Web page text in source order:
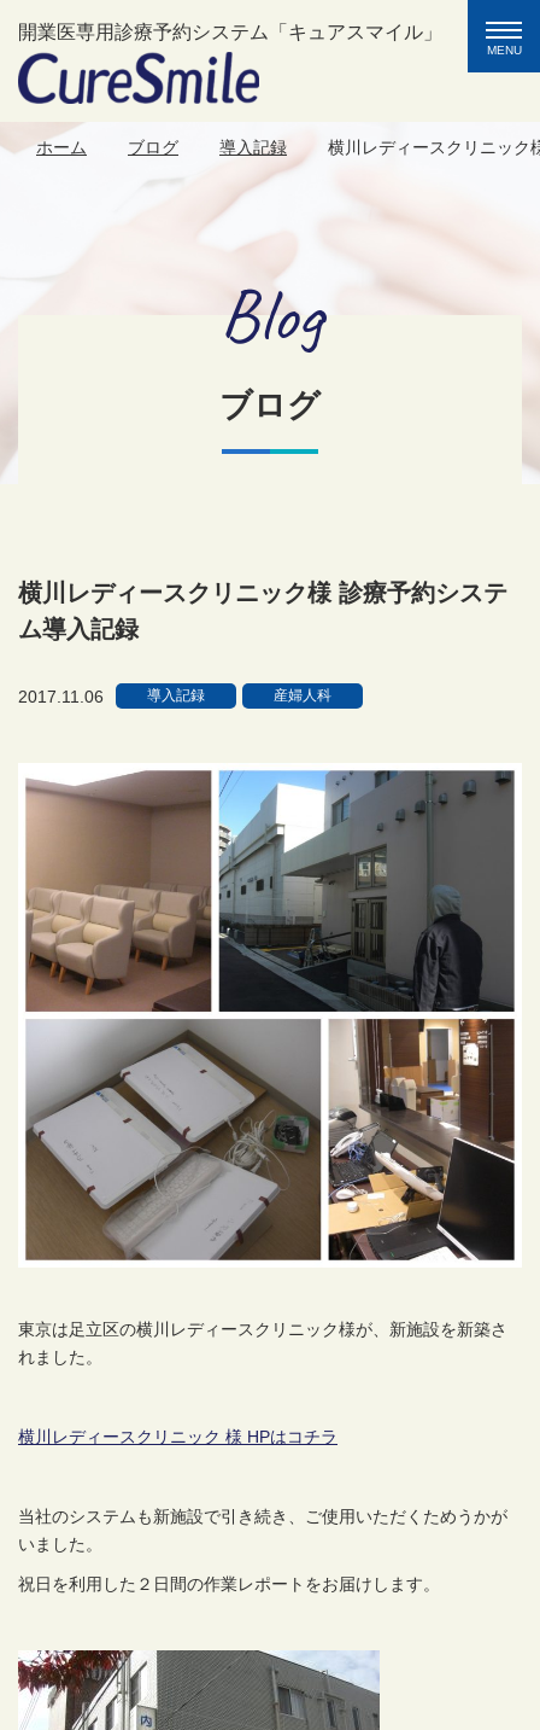
開業医専用診療予約システム「キュアスマイル」
ホーム ブログ 導入記録 横川レディースクリニック
ブログ
Blog
横川レディースクリニック様 診療予約システ
ム導入記録
2017.11.06 導入記録 産婦人科
東京は足立区の横川レディースクリニック様が、新施設を新築さ
れました。
横川レディースクリニック 様 HPはコチラ
当社のシステムも新施設で引き続き、ご使用いただくためうかが
いました。
祝日を利用した２日間の作業レポートをお届けします。
toggle
MENU